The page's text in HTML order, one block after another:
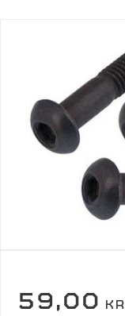
59,00 KR